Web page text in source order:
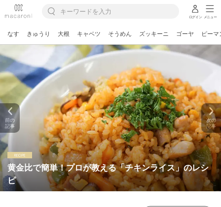
ログイン メニュー
なす きゅうり 大根 キャベツ そうめん ズッキーニ ゴーヤ ピーマ
黄金比で簡単！プロが教える「チキンライス」のレシ
ピ
前の
記事
次の
記事